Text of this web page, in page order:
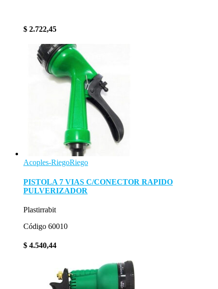
$ 2.722,45
Acoples-RiegoRiego
PISTOLA 7 VIAS C/CONECTOR RAPIDO
PULVERIZADOR
Plastirrabit
Código 60010
$ 4.540,44